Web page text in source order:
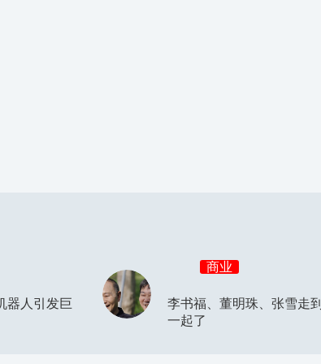
器人引发巨
商业
李书福、董明珠、张雪走到
一起了